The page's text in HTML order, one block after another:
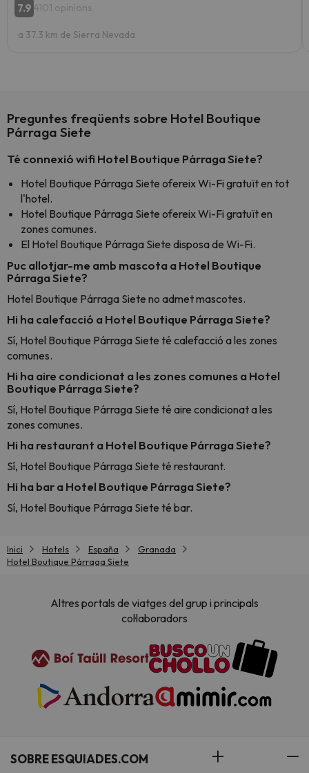
7.9 4101 opinions
a 37.3 km de Sierra Nevada
Preguntes freqüents sobre Hotel Boutique
Párraga Siete
Té connexió wifi Hotel Boutique Párraga Siete?
Hotel Boutique Párraga Siete ofereix Wi-Fi gratuït en tot
l'hotel.
Hotel Boutique Párraga Siete ofereix Wi-Fi gratuït en
zones comunes.
El Hotel Boutique Párraga Siete disposa de Wi-Fi.
Puc allotjar-me amb mascota a Hotel Boutique
Párraga Siete?
Hotel Boutique Párraga Siete no admet mascotes.
Hi ha calefacció a Hotel Boutique Párraga Siete?
Sí, Hotel Boutique Párraga Siete té calefacció a les zones
comunes.
Hi ha aire condicionat a les zones comunes a Hotel
Boutique Párraga Siete?
Sí, Hotel Boutique Párraga Siete té aire condicionat a les
zones comunes.
Hi ha restaurant a Hotel Boutique Párraga Siete?
Sí, Hotel Boutique Párraga Siete té restaurant.
Hi ha bar a Hotel Boutique Párraga Siete?
Sí, Hotel Boutique Párraga Siete té bar.
Inici Hotels España
Granada
Hotel Boutique Párraga Siete
Altres portals de viatges del grup i principals
col·laboradors
SOBRE ESQUIADES.COM